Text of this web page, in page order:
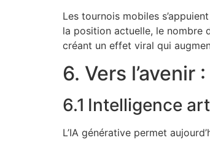
Les tournois mobiles
la position actuelle, le nombre
créant un effet viral qui
6. Vers
6.1 Intelligence
L’IA générative permet